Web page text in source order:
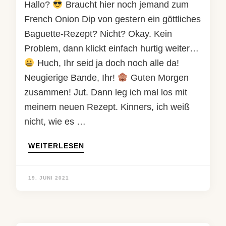
Hallo?
Braucht hier noch jemand zum
French Onion Dip von gestern ein göttliches
Baguette-Rezept? Nicht? Okay. Kein
Problem, dann klickt einfach hurtig weiter…
Huch, Ihr seid ja doch noch alle da!
Neugierige Bande, Ihr!
Guten Morgen
zusammen! Jut. Dann leg ich mal los mit
meinem neuen Rezept. Kinners, ich weiß
nicht, wie es …
WEITERLESEN
19. JUNI 2021